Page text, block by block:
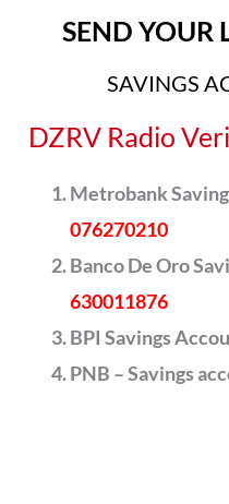
SEND YOUR
SAVINGS
DZRV Radio
Metrobank
076270210
Banco De Oro
630011876
BPI Savings
PNB – Savings